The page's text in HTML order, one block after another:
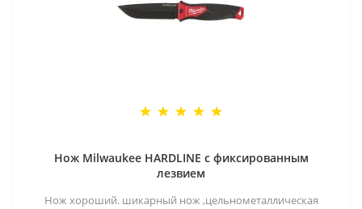
Нож Milwaukee HARDLINE с фиксированным
лезвием
Нож хороший. шикарный нож ,цельнометаллическая